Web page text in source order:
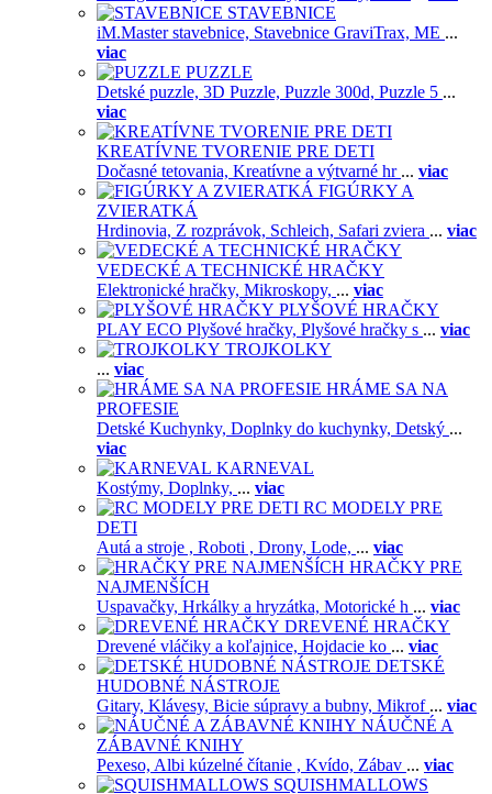
STAVEBNICE
iM.Master stavebnice, Stavebnice GraviTrax, ME ...
viac
PUZZLE
Detské puzzle, 3D Puzzle, Puzzle 300d, Puzzle 5 ...
viac
KREATÍVNE TVORENIE PRE DETI
Dočasné tetovania, Kreatívne a výtvarné hr ... viac
FIGÚRKY A
ZVIERATKÁ
Hrdinovia, Z rozprávok, Schleich, Safari zviera ... viac
VEDECKÉ A TECHNICKÉ HRAČKY
Elektronické hračky, Mikroskopy, ... viac
PLYŠOVÉ HRAČKY
PLAY ECO Plyšové hračky, Plyšové hračky s ... viac
TROJKOLKY
... viac
HRÁME SA NA
PROFESIE
Detské Kuchynky, Doplnky do kuchynky, Detský ...
viac
KARNEVAL
Kostýmy, Doplnky, ... viac
RC MODELY PRE
DETI
Autá a stroje , Roboti , Drony, Lode, ... viac
HRAČKY PRE
NAJMENŠÍCH
Uspavačky, Hrkálky a hryzátka, Motorické h ... viac
DREVENÉ HRAČKY
Drevené vláčiky a koľajnice, Hojdacie ko ... viac
DETSKÉ
HUDOBNÉ NÁSTROJE
Gitary, Klávesy, Bicie súpravy a bubny, Mikrof ... viac
NÁUČNÉ A
ZÁBAVNÉ KNIHY
Pexeso, Albi kúzelné čítanie , Kvído, Zábav ... viac
SQUISHMALLOWS